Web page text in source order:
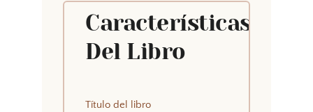
Características
Del Libro
Título del libro